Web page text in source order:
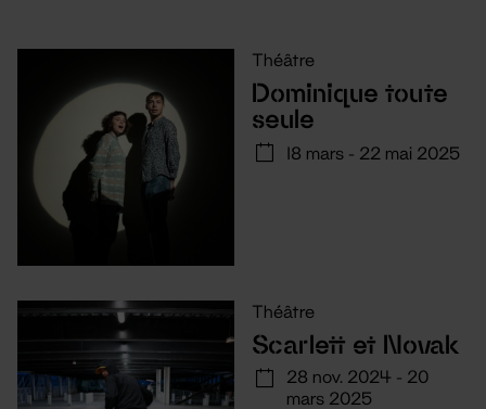
Théâtre
Dominique toute
seule
18 mars - 22 mai 2025
Théâtre
Scarlett et Novak
28 nov. 2024 - 20
mars 2025